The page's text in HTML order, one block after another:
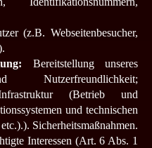
(z.B. Webseitenbesucher,
Bereitstellung unseres
Nutzerfreundlichkeit;
Infrastruktur (Betrieb und
und technischen
Sicherheitsmaßnahmen.
Interessen (Art. 6 Abs. 1